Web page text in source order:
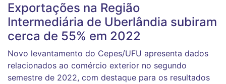
Exportações na Região
Intermediária de Uberlândia subiram
cerca de 55% em 2022
Novo levantamento do Cepes/UFU apresenta dados
relacionados ao comércio exterior no segundo
semestre de 2022, com destaque para os resultados